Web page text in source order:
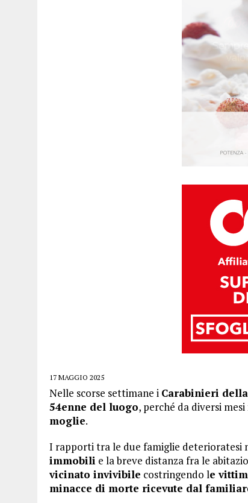
17 MAGGIO 2025
Nelle scorse settimane i Carabinieri
54enne del luogo, perché da diversi mesi
moglie.
I rapporti tra le due famiglie deterioratesi
immobili e la breve distanza fra le
vicinato invivibile costringendo le
minacce di morte ricevute dal